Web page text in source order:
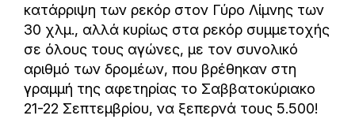
κατάρριψη των ρεκόρ στον Γύρο Λίμνης των
30 χλμ., αλλά κυρίως στα ρεκόρ συμμετοχής
σε όλους τους αγώνες, με τον συνολικό
αριθμό των δρομέων, που βρέθηκαν στη
γραμμή της αφετηρίας το Σαββατοκύριακο
21-22 Σεπτεμβρίου, να ξεπερνά τους 5.500!